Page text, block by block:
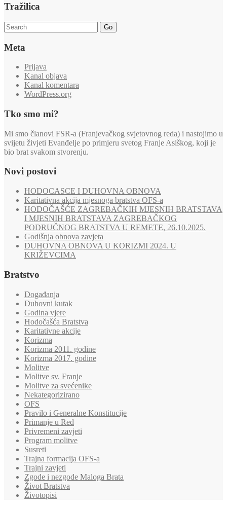
Tražilica
Go
Meta
Prijava
Kanal objava
Kanal komentara
WordPress.org
Tko smo mi?
Mi smo članovi FSR-a (Franjevačkog svjetovnog reda) i nastojimo u
svijetu živjeti Evanđelje po primjeru svetog Franje Asiškog, koji je
bio brat svakom stvorenju.
Novi postovi
HODOCASCE I DUHOVNA OBNOVA
Karitativna akcija mjesnoga bratstva OFS-a
HODOČAŠĆE ZAGREBAČKIH MJESNIH BRATSTAVA
I MJESNIH BRATSTAVA ZAGREBAČKOG
PODRUČNOG BRATSTVA U REMETE, 26.10.2025.
Godišnja obnova zavjeta
DUHOVNA OBNOVA U KORIZMI 2024. U
KRIŽEVCIMA
Bratstvo
Događanja
Duhovni kutak
Godina vjere
Hodočašća Bratstva
Karitativne akcije
Korizma
Korizma 2011. godine
Korizma 2017. godine
Molitve
Molitve sv. Franje
Molitve za svećenike
Nekategorizirano
OFS
Pravilo i Generalne Konstitucije
Primanje u Red
Privremeni zavjeti
Program molitve
Susreti
Trajna formacija OFS-a
Trajni zavjeti
Zgode i nezgode Maloga Brata
Život Bratstva
Životopisi